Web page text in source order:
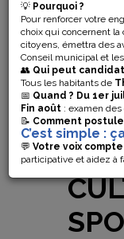
💡 Pourquoi ?
Pour renforcer votre
choix qui concernent la
citoyens, émettra des
Conseil municipal et
👥 Qui peut
Tous les habitants de
📅 Quand ? Du 1er
Fin août : examen des
📝 Comment
C’est simple :
💬 Votre voix compte
participative et aidez à
DU